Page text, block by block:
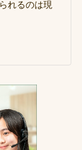
れるのは現